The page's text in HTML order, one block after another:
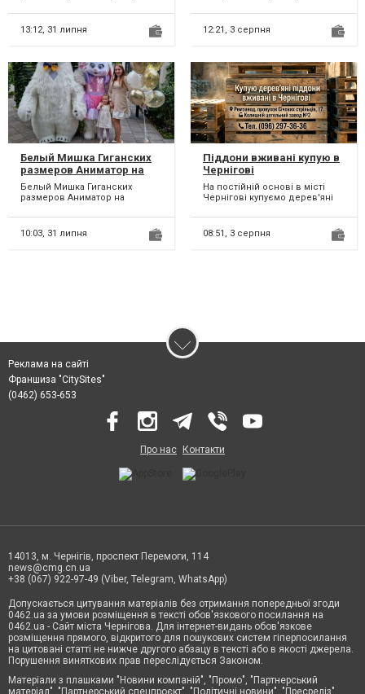
310361KA0C, 310203JX5C
професійна діагностика А...
13:12, 31 липня
екскаватори, навантаж...
12:21, 3 серпня
Белый Мишка Гиганских
размеров Аниматор на
экспрес поздравление
Белый Мишка Гиганских
размеров Аниматор на
дружелюбный и необычный
Белы...
10:03, 31 липня
Піддони вживані купую в
Чернігові
На постійній основі в місті
Чернігові купуємо дерев'яні
вживані (Б / У) р...
08:51, 3 серпня
Реклама на сайті
Франшиза "CitySites"
(0462) 653-653
Про нас Контакти
14013, м. Чернігів, проспект Перемоги, 114
news@cmg.cn.ua
+38 (067) 922-97-49 (Viber, Telegram, WhatsApp)
Допускається цитування матеріалів без отримання попередньої згоди
0462.ua за умови розміщення в тексті обов'язкового посилання на
0462.ua - Сайт міста Чернігова. Для інтернет-видань обов'язкове
розміщення прямого, відкритого для пошукових систем гіперпосилання
на цитовані статті не нижче другого абзацу в тексті або в якості джерела.
Порушення виняткових прав переслідується Законом.
Матеріали з плашками "Новини компаній", "Промо", "Партнерський
матеріал", "Партнерський спецпроєкт", "Політичні новини", "Пресреліз",